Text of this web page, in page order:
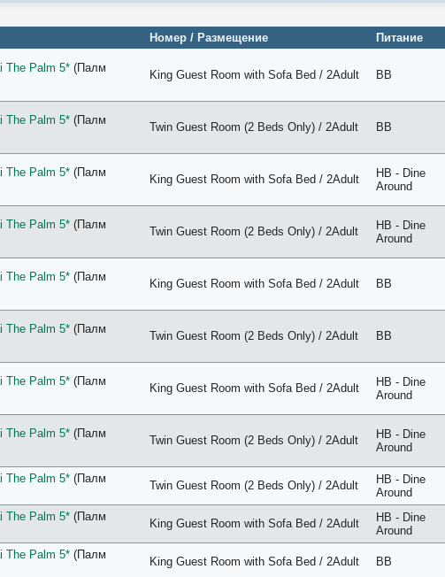
Номер / Размещение Питание
The Palm 5*(Палм
King Guest Room with Sofa Bed / 2Adult BB
The Palm 5*(Палм
Twin Guest Room (2 Beds Only) / 2Adult BB
The Palm 5*(Палм
King Guest Room with Sofa Bed / 2Adult
HB - Dine
Around
The Palm 5*(Палм
Twin Guest Room (2 Beds Only) / 2Adult
HB - Dine
Around
The Palm 5*(Палм
King Guest Room with Sofa Bed / 2Adult BB
The Palm 5*(Палм
Twin Guest Room (2 Beds Only) / 2Adult BB
The Palm 5*(Палм
King Guest Room with Sofa Bed / 2Adult
HB - Dine
Around
The Palm 5*(Палм
Twin Guest Room (2 Beds Only) / 2Adult
HB - Dine
Around
The Palm 5*(Палм
Twin Guest Room (2 Beds Only) / 2Adult
HB - Dine
Around
The Palm 5*(Палм
King Guest Room with Sofa Bed / 2Adult
HB - Dine
Around
The Palm 5*(Палм
King Guest Room with Sofa Bed / 2Adult BB